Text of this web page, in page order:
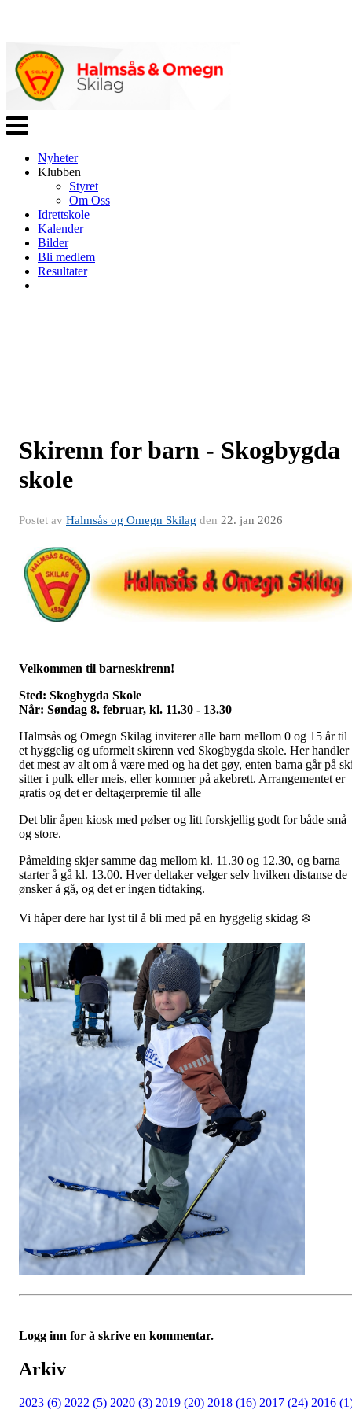
Veksle
navigasjon
Nyheter
Klubben
Styret
Om Oss
Idrettskole
Kalender
Bilder
Bli medlem
Resultater
Skirenn for barn - Skogbygda
skole
Postet av Halmsås og Omegn Skilag den 22. jan 2026
Velkommen til barneskirenn!
Sted: Skogbygda Skole
Når: Søndag 8. februar, kl. 11.30 - 13.30
Halmsås og Omegn Skilag inviterer alle barn mellom 0 og 15 år til
et hyggelig og uformelt skirenn ved Skogbygda skole. Her handler
det mest av alt om å være med og ha det gøy, enten barna går på
sitter i pulk eller meis, eller kommer på akebrett. Arrangementet er
gratis og det er deltagerpremie til alle
Det blir åpen kiosk med pølser og litt forskjellig godt for både små
og store.
Påmelding skjer samme dag mellom kl. 11.30 og 12.30, og barna
starter å gå kl. 13.00. Hver deltaker velger selv hvilken distanse de
ønsker å gå, og det er ingen tidtaking.
Vi håper dere har lyst til å bli med på en hyggelig skidag ❄️
Logg inn for å skrive en kommentar.
Arkiv
2023 (6) 2022 (5) 2020 (3) 2019 (20) 2018 (16) 2017 (24) 2016